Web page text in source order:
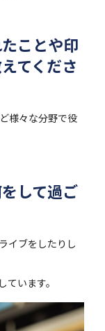
ことや印
てくださ
様々な分野で役
して過ご
イブをしたりし
います。